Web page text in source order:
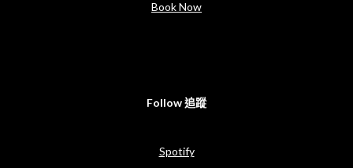
Book Now
Follow 追蹤
Spotify